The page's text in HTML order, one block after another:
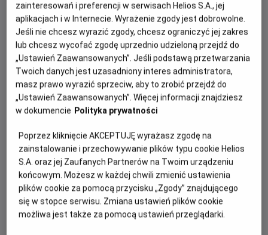
PREMIERA
12 maja 2023
REŻYSERIA
Suzane Raes
OBSADA
Jonathan Janson, Anna Krekeler, Abbie Vandivere
WIĘCEJ SZCZEGÓŁÓW
OPIS FILMU
Bohaterem tego fascynującego dokumentu jest człowiek,
który potrafił stworzyć wszechświat w rogu pokoju i jak
Johannes Vermeer, jeden z największych malarzy w historii.
Zgodnie z obietnicą w tytule, „Blisko mistrza" zdejmuje
słynne dzieła ze ścian, wyjmuje z ram i zabiera do
laboratorium, by ukazać nam w zbliżeniu oszałamiające
detale – na przykład „Dziewczyny z perłą" - i odsłonić
ukryte pod farbą warstwy. Twórcy pozwalają nam tez
zainteresowań i preferencji w serwisach Helios S.A., jej
aplikacjach i w Internecie. Wyrażenie zgody jest dobrowolne.
Jeśli nie chcesz wyrazić zgody, chcesz ograniczyć jej zakres
lub chcesz wycofać zgodę uprzednio udzieloną przejdź do
„Ustawień Zaawansowanych”. Jeśli podstawą przetwarzania
Twoich danych jest uzasadniony interes administratora,
masz prawo wyrazić sprzeciw, aby to zrobić przejdź do
„Ustawień Zaawansowanych”. Więcej informacji znajdziesz
w dokumencie Polityka prywatności
Poprzez kliknięcie AKCEPTUJĘ wyrażasz zgodę na
zainstalowanie i przechowywanie plików typu cookie Helios
S.A. oraz jej Zaufanych Partnerów na Twoim urządzeniu
końcowym. Możesz w każdej chwili zmienić ustawienia
plików cookie za pomocą przycisku „Zgody” znajdującego
się w stopce serwisu. Zmiana ustawień plików cookie
możliwa jest także za pomocą ustawień przeglądarki.